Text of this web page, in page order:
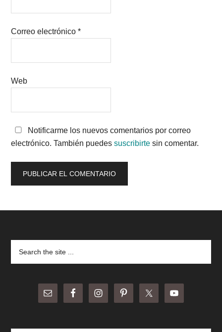
Correo electrónico*
Web
Notificarme los nuevos comentarios por correo
electrónico. También puedessuscribirte sin comentar.
Footer
the
site